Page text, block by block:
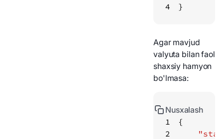
4
}
Agar mavjud
valyuta bilan faol
shaxsiy hamyon
bo'lmasa:
1
2
Nusxalash